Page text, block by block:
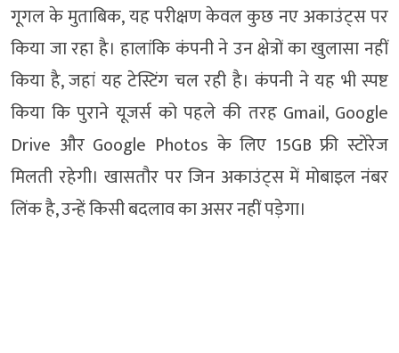
गूगल के मुताबिक, यह परीक्षण केवल कुछ नए अकाउंट्स पर
किया जा रहा है। हालांकि कंपनी ने उन क्षेत्रों का खुलासा नहीं
किया है, जहां यह टेस्टिंग चल रही है। कंपनी ने यह भी स्पष्ट
किया कि पुराने यूजर्स को पहले की तरह Gmail, Google
Drive और Google Photos के लिए 15GB फ्री स्टोरेज
मिलती रहेगी। खासतौर पर जिन अकाउंट्स में मोबाइल नंबर
लिंक है, उन्हें किसी बदलाव का असर नहीं पड़ेगा।